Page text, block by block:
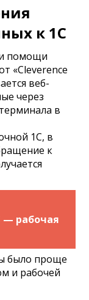
к 1С
помощи
«Cleverence
веб-
через
в
1С, в
к
— рабочая
было проще
и рабочей